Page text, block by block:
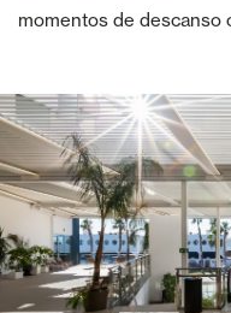
momentos de descanso